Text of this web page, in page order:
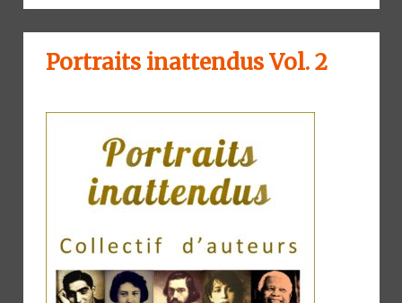
Portraits inattendus Vol. 2